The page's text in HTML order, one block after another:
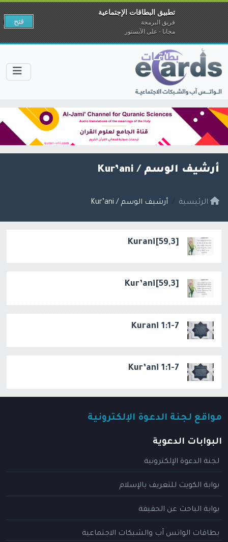
أرشيف الوسم / Kur’ani
الرئيسية أرشيف الوسم / Kur’ani
[59,3]Kurani
[59,3]Kur’ani
Kurani 1:1-7
Kur’ani 1:1-7
مواقع لجنة الدعوة الإلكترونية
البوابات الدعوية
لجنة الدعوة الإلكترونية
بوابة الكويت للتعريف بالإسلام
بوابة الباحث عن الحقيقة
بطاقات الواتس آب والشبكات الاجتماعية
تطبيق البطاقات الإجتماعية
فريق البرمجة
مجانا - على الآبستور
فتح